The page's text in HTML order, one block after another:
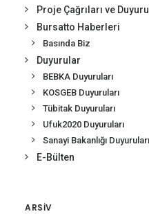
Proje Çağrıları ve
Bursatto Haberleri
Basında Biz
Duyurular
BEBKA Duyuruları
KOSGEB Duyuruları
Tübitak Duyuruları
Ufuk2020 Duyuruları
Sanayi Bakanlığı Duyuruları
E-Bülten
ARSIV